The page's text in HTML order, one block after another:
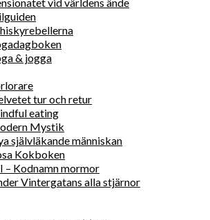
& jogga
tur och retur
eating
Mystik
självläkande människan
Kokboken
– Kodnamn mormor
Vintergatans alla stjärnor